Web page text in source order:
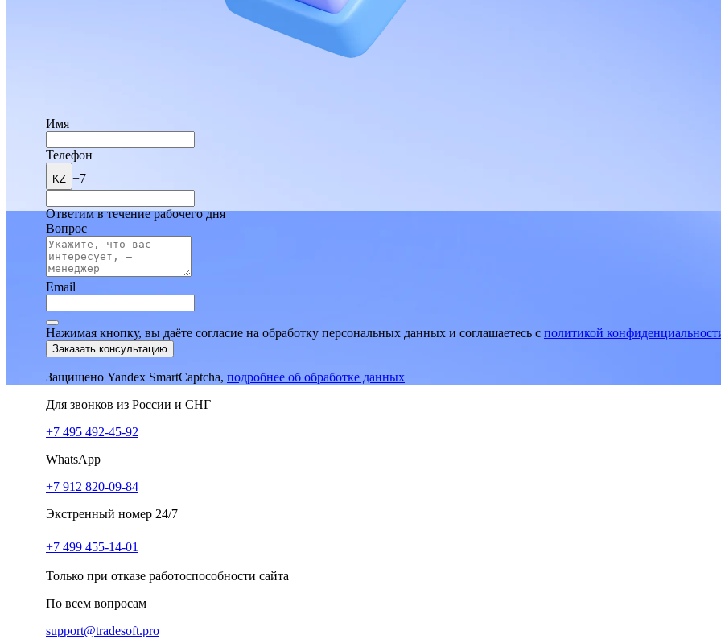
Имя
Телефон
KZ +7
Ответим в течение рабочего дня
Вопрос
Email
Нажимая кнопку, вы даёте согласие на обработку персональных данных и соглашаетесь c политикой
Заказать консультацию
Защищено Yandex SmartCaptcha, подробнее об обработке данных
Для звонков из России и СНГ
+7 495 492-45-92
WhatsApp
+7 912 820-09-84
Экстренный номер 24/7
+7 499 455-14-01
Только при отказе работоспособности сайта
По всем вопросам
support@tradesoft.pro